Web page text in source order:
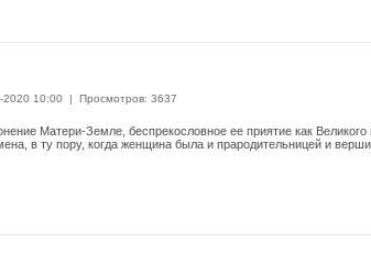
2020 10:00 | Просмотров: 3637
Матери-Земле, беспрекословное ее приятие как
в ту пору, когда женщина была и прародительницей и